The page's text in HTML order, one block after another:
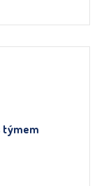
týmem